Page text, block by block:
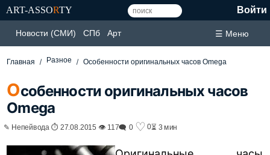
ART-ASSORTY Войти
Новости (СМИ) СПб Арт ☰ Меню
Главная Разное Особенности оригинальных часов Omega
Особенности оригинальных часов
Omega
✎ Непейвода ⏱ 27.08.2015 👁 117🗨 0 ♡ 0⏳ 3 мин